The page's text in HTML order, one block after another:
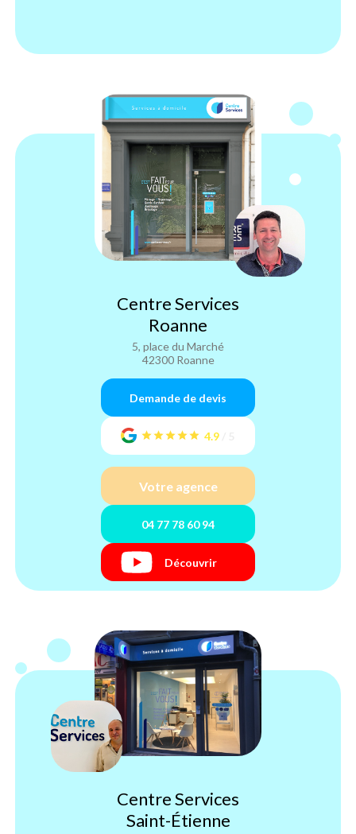
Centre Services
Roanne
5, place du Marché
42300 Roanne
Demande de devis
4.9
Votre agence
04 77 78 60 94
Découvrir
Centre Services
Saint-Étienne